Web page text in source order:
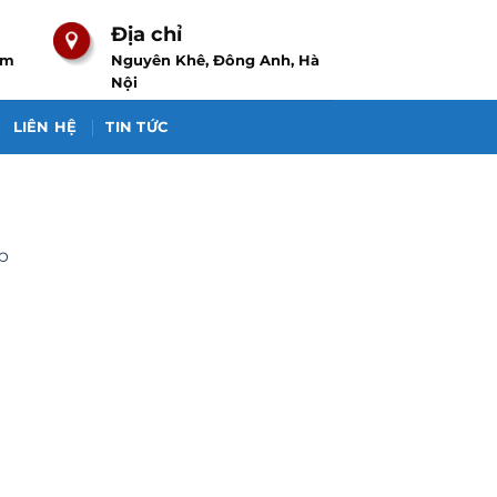
Địa chỉ
Nguyên Khê, Đông Anh, Hà
Nội
LIÊN HỆ TIN TỨC